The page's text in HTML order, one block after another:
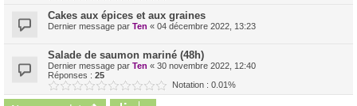
Cakes aux épices et aux graines
Dernier message par Ten « 04 décembre 2022, 13:23
Salade de saumon mariné (48h)
Dernier message par Ten « 30 novembre 2022, 12:40
Réponses : 25
Notation : 0.01%